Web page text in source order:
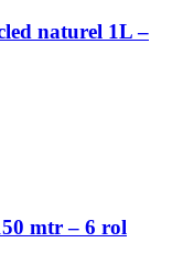
naturel 1L –
mtr – 6 rol